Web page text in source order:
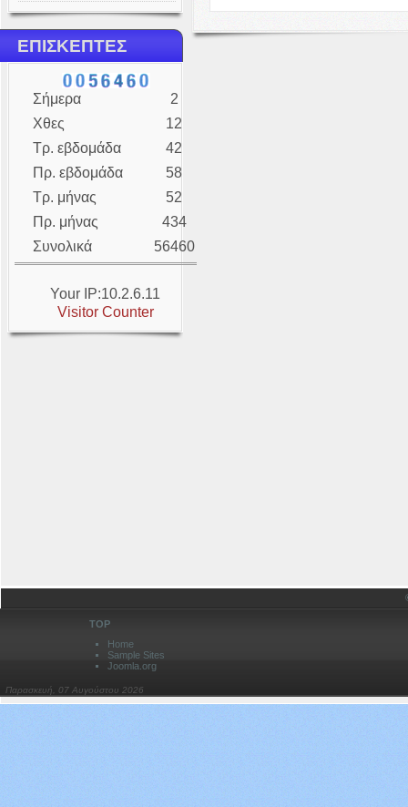
ΕΠΙΣΚΕΠΤΕΣ
Σήμερα
Χθες
Τρ. εβδομάδα
Πρ. εβδομάδα
Τρ. μήνας
Πρ. μήνας
Συνολικά
2
12
42
58
52
434
56460
Your IP:10.2.6.11
Visitor Counter
TOP
Home
Sample Sites
Joomla.org
Παρασκευή, 07 Αυγούστου 2026